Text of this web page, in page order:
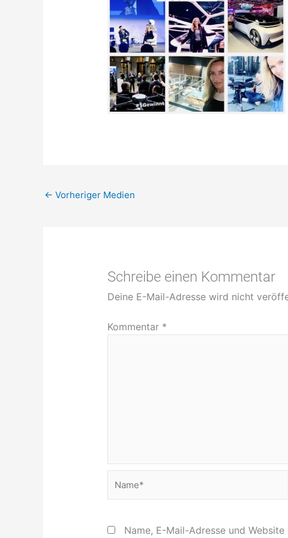
← Vorheriger Medien
Schreibe einen Kommentar
Deine E-Mail-Adresse wird nicht
Kommentar *
Name, E-Mail-Adresse und